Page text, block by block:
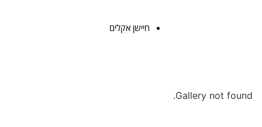
חיישן אקלים
Gallery not found.